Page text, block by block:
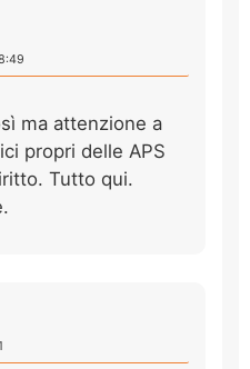
ma attenzione a
propri delle APS
Tutto qui.